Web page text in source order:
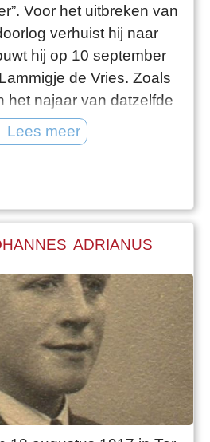
Voor het uitbreken van
verhuist hij naar
hij op 10 september
de Vries. Zoals
het najaar van datzelfde
dienstplichtig soldaat. Hij
staf van het Vierde
Lees meer
ADRIANUS